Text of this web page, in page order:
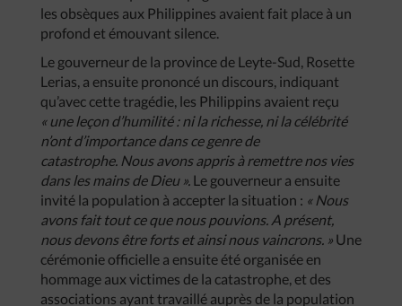
les obsèques aux Philippines avaient fait place à un
profond et émouvant silence.
Le gouverneur de la province de Leyte-Sud, Rosette
Lerias, a ensuite prononcé un discours, indiquant
qu’avec cette tragédie, les Philippins avaient reçu
« une leçon d’humilité : ni la richesse, ni la célébrité
n’ont d’importance dans ce genre de
catastrophe. Nous avons appris à remettre nos vies
dans les mains de Dieu ». Le gouverneur a ensuite
invité la population à accepter la situation : « Nous
avons fait tout ce que nous pouvions. A présent,
nous devons être forts et ainsi nous vaincrons. » Une
cérémonie officielle a ensuite été organisée en
hommage aux victimes de la catastrophe, et des
associations ayant travaillé auprès de la population